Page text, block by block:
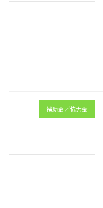
補助金／協力金